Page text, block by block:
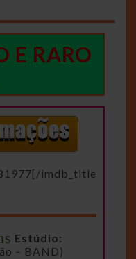
E RARO
imdb_title
Estúdio:
– BAND)